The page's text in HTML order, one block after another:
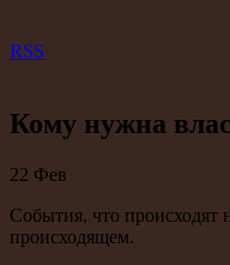
RSS
Кому нужна
22 Фев
События, что происходят
происходящем.